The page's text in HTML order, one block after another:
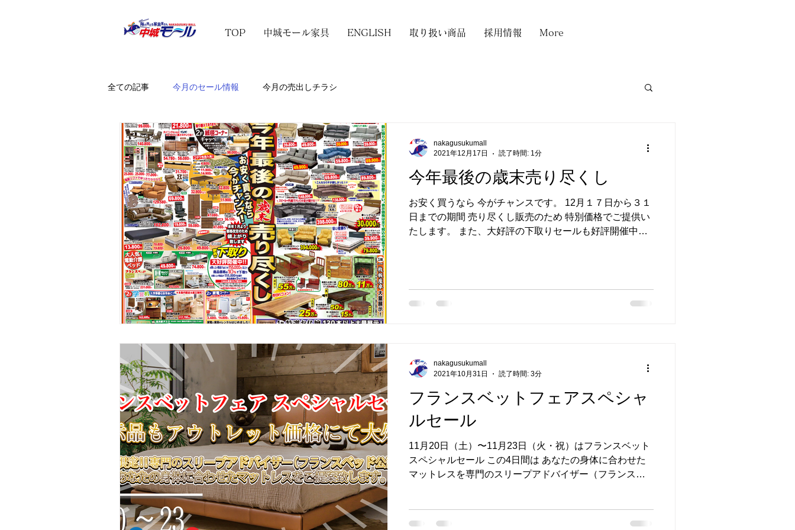
TOP 中城モール家具 ENGLISH 取り扱い商品 採用情報 More
全ての記事 今月のセール情報 今月の売出しチラシ
今年最後の歳末売り尽くし
お安く買うなら 今がチャンスです。 12月１７日から３１
日までの期間 売り尽くし販売のため 特別価格でご提供い
たします。 また、大好評の下取りセールも好評開催中で
nakagusukumall
2021年12月17日
読了時間: 1分
フランスベットフェアスペシャ
ルセール
11月20日（土）〜11月23日（火・祝）はフランスベット
スペシャルセール この4日間は あなたの身体に合わせた
マットレスを専門のスリープアドバイザー（フランスベ
nakagusukumall
2021年10月31日
読了時間: 3分